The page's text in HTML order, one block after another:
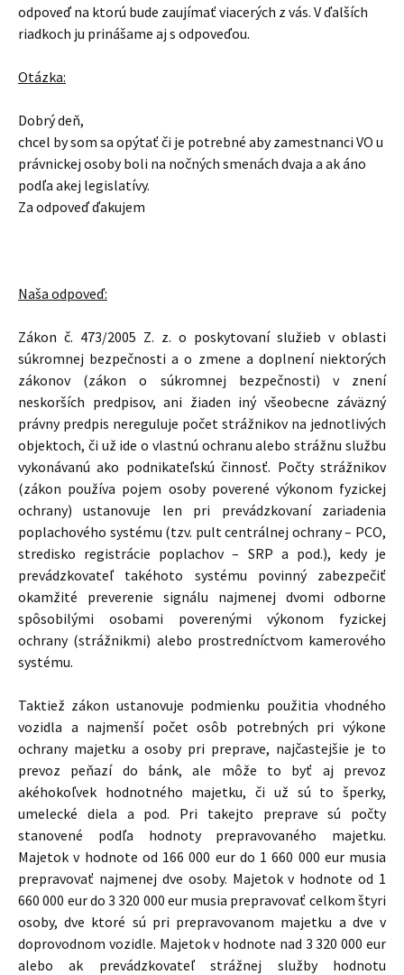
odpoveď na ktorú bude zaujímať viacerých z vás. V ďalších
riadkoch ju prinášame aj s odpoveďou.
Otázka:
Dobrý deň,
chcel by som sa opýtať či je potrebné aby zamestnanci VO u
právnickej osoby boli na nočných smenách dvaja a ak áno
podľa akej legislatívy.
Za odpoveď ďakujem
Naša odpoveď:
Zákon č. 473/2005 Z. z. o poskytovaní služieb v oblasti
súkromnej bezpečnosti a o zmene a doplnení niektorých
zákonov (zákon o súkromnej bezpečnosti) v znení
neskorších predpisov, ani žiaden iný všeobecne záväzný
právny predpis nereguluje počet strážnikov na jednotlivých
objektoch, či už ide o vlastnú ochranu alebo strážnu službu
vykonávanú ako podnikateľskú činnosť. Počty strážnikov
(zákon používa pojem osoby poverené výkonom fyzickej
ochrany) ustanovuje len pri prevádzkovaní zariadenia
poplachového systému (tzv. pult centrálnej ochrany – PCO,
stredisko registrácie poplachov – SRP a pod.), kedy je
prevádzkovateľ takéhoto systému povinný zabezpečiť
okamžité preverenie signálu najmenej dvomi odborne
spôsobilými osobami poverenými výkonom fyzickej
ochrany (strážnikmi) alebo prostredníctvom kamerového
systému.
Taktiež zákon ustanovuje podmienku použitia vhodného
vozidla a najmenší počet osôb potrebných pri výkone
ochrany majetku a osoby pri preprave, najčastejšie je to
prevoz peňazí do bánk, ale môže to byť aj prevoz
akéhokoľvek hodnotného majetku, či už sú to šperky,
umelecké diela a pod. Pri takejto preprave sú počty
stanovené podľa hodnoty prepravovaného majetku.
Majetok v hodnote od 166 000 eur do 1 660 000 eur musia
prepravovať najmenej dve osoby. Majetok v hodnote od 1
660 000 eur do 3 320 000 eur musia prepravovať celkom štyri
osoby, dve ktoré sú pri prepravovanom majetku a dve v
doprovodnom vozidle. Majetok v hodnote nad 3 320 000 eur
alebo ak prevádzkovateľ strážnej služby hodnotu